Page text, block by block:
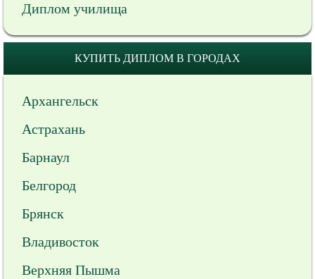
Диплом училища
КУПИТЬ ДИПЛОМ В ГОРОДАХ
Архангельск
Астрахань
Барнаул
Белгород
Брянск
Владивосток
Верхняя Пышма